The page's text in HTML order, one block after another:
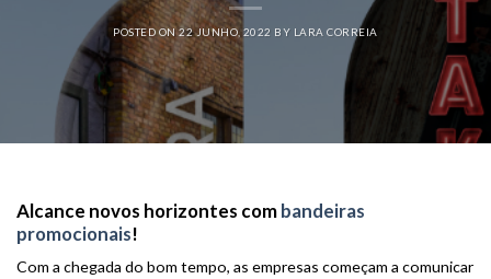
POSTED ON22 JUNHO, 2022 BY LARA CORREIA
Alcance novos horizontes combandeiras
promocionais!
Com a chegada do bom tempo, as empresas começam a comunicar